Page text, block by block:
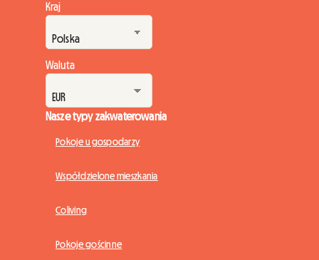
Kraj
Waluta
Nasze typy zakwaterowania
Pokoje u gospodarzy
Współdzielone mieszkania
Coliving
Pokoje gościnne